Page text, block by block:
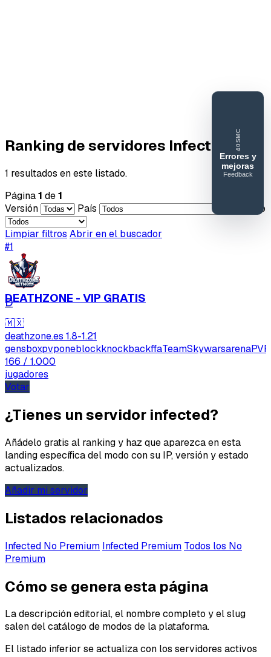
Ranking de servidores Infected
1 resultados en este listado.
Página1 de1
Versión
País
Acceso
Limpiar filtros Abrir en el buscador
#1
D
DEATHZONE - VIP GRATIS
🇲🇽
deathzone.es 1.8-1.21
gensboxpvponeblockknockbackffaTeamSkywarsarenaPVP
166 / 1.000
jugadores
Votar
¿Tienes un servidor infected?
Añádelo gratis al ranking y haz que aparezca en esta
landing específica del modo con su IP, versión y estado
actualizados.
Añadir mi servidor
Listados relacionados
Infected No Premium Infected Premium Todos los No
Premium
Cómo se genera esta página
La descripción editorial, el nombre completo y el slug
salen del catálogo de modos de la plataforma.
El listado inferior se actualiza con los servidores activos
40SMC
Errores y
mejoras
Feedback
40SERVIDORESMC
Reportar
error o
mejora
Lo que gusta
Mensaje
Email